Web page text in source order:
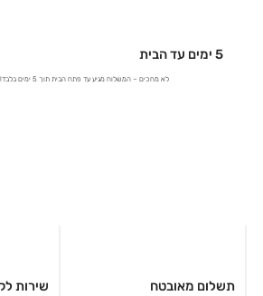
שירות
5 ימים עד הבית
לא מחכים – המשלוח מגיע עד פתח הבית תוך 5 ימים בלבד!
תשלום מאובטח